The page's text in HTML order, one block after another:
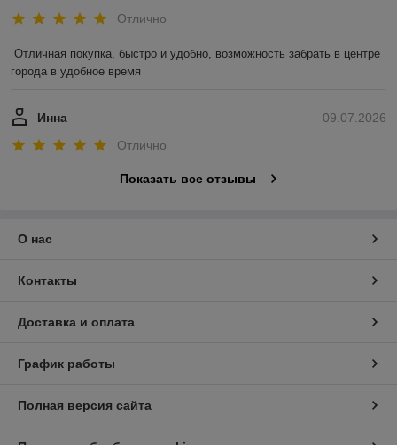
Отлично
Отличная покупка, быстро и удобно, возможность забрать в центре
города в удобное время
09.07.2026
Инна
Отлично
Показать все отзывы
О нас
Контакты
Доставка и оплата
График работы
Полная версия сайта